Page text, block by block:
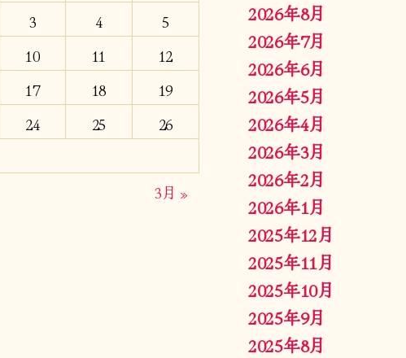
3 4
5
10 11
12
17 18
19
24 25
26
3月 »
2026年8月
2026年7月
2026年6月
2026年5月
2026年4月
2026年3月
2026年2月
2026年1月
2025年12月
2025年11月
2025年10月
2025年9月
2025年8月